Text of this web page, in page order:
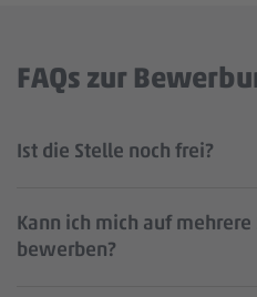
FAQs zur
Ist die Stelle noch frei?
Kann ich mich auf
bewerben?